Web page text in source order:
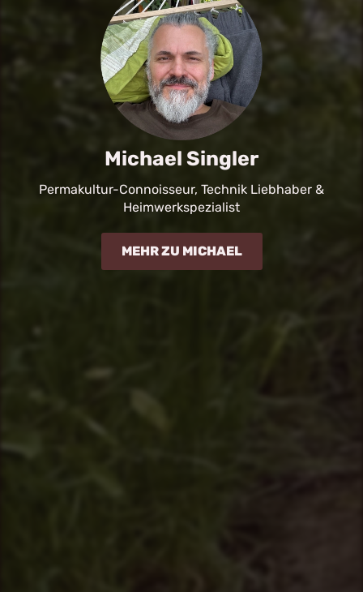
Michael Singler
Permakultur-Connoisseur, Technik Liebhaber &
Heimwerkspezialist
MEHR ZU MICHAEL